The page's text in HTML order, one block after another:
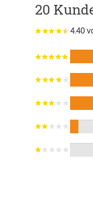
20
4.40